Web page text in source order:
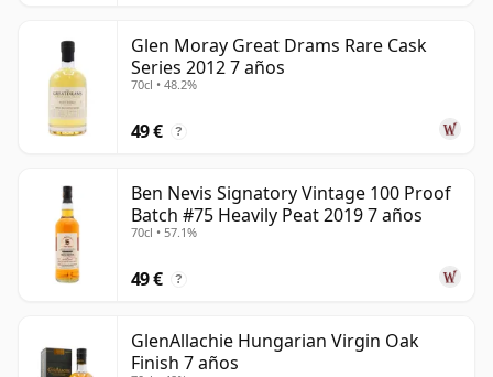
Glen Moray Great Drams Rare Cask
Series 2012 7 años
70cl • 48.2%
49 € ?
Ben Nevis Signatory Vintage 100 Proof
Batch #75 Heavily Peat 2019 7 años
70cl • 57.1%
49 € ?
GlenAllachie Hungarian Virgin Oak
Finish 7 años